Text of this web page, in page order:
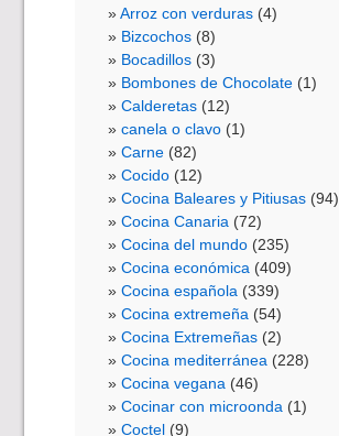
Arroz con verduras (4)
Bizcochos (8)
Bocadillos (3)
Bombones de Chocolate (1)
Calderetas (12)
canela o clavo (1)
Carne (82)
Cocido (12)
Cocina Baleares y Pitiusas (94)
Cocina Canaria (72)
Cocina del mundo (235)
Cocina económica (409)
Cocina española (339)
Cocina extremeña (54)
Cocina Extremeñas (2)
Cocina mediterránea (228)
Cocina vegana (46)
Cocinar con microonda (1)
Coctel (9)